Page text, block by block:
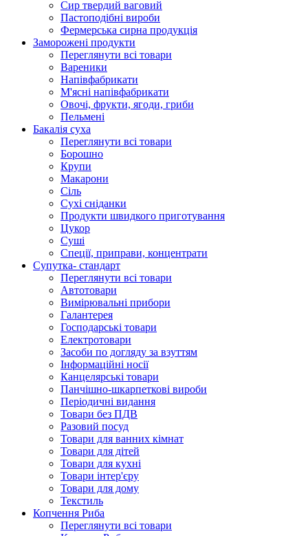
Сир твердий ваговий
Пастоподібні вироби
Фермерська сирна продукція
Заморожені продукти
Переглянути всі товари
Вареники
Напівфабрикати
М'ясні напівфабрикати
Овочі, фрукти, ягоди, гриби
Пельмені
Бакалія суха
Переглянути всі товари
Борошно
Крупи
Макарони
Сіль
Сухі сніданки
Продукти швидкого приготування
Цукор
Суші
Спеції, приправи, концентрати
Супутка- стандарт
Переглянути всі товари
Автотовари
Вимірювальні прибори
Галантерея
Господарські товари
Електротовари
Засоби по догляду за взуттям
Інформаційні носії
Канцелярські товари
Панчішно-шкарпеткові вироби
Періодичні видання
Товари без ПДВ
Разовий посуд
Товари для ванних кімнат
Товари для дітей
Товари для кухні
Товари інтер'єру
Товари для дому
Текстиль
Копчення Риба
Переглянути всі товари